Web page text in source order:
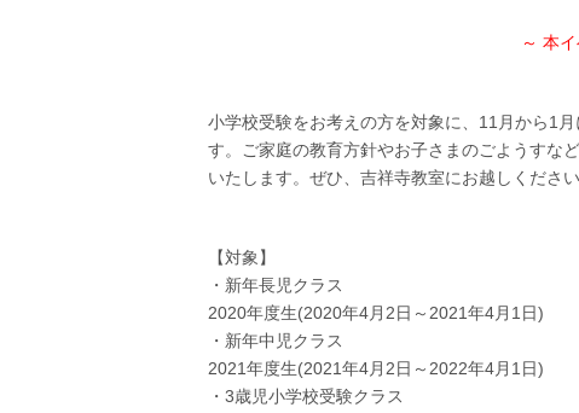
～ 本
小学校受験をお考えの方を対象に、11月から1
す。ご家庭の教育方針やお子さまのごようすな
いたします。ぜひ、吉祥寺教室にお越しください
【対象】
・新年長児クラス
2020年度生(2020年4月2日～2021年4月1日)
・新年中児クラス
2021年度生(2021年4月2日～2022年4月1日)
・3歳児小学校受験クラス